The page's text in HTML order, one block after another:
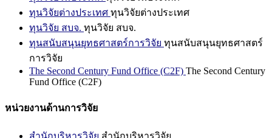
ทุนวิจัยต่างประเทศ ทุนวิจัยต่างประเทศ
ทุนวิจัย สบจ. ทุนวิจัย สบจ.
ทุนสนับสนุนยุทธศาสตร์การวิจัย ทุนสนับสนุนยุทธศาสตร์
การวิจัย
The Second Century Fund Office (C2F) The Second Century
Fund Office (C2F)
หน่วยงานด้านการวิจัย